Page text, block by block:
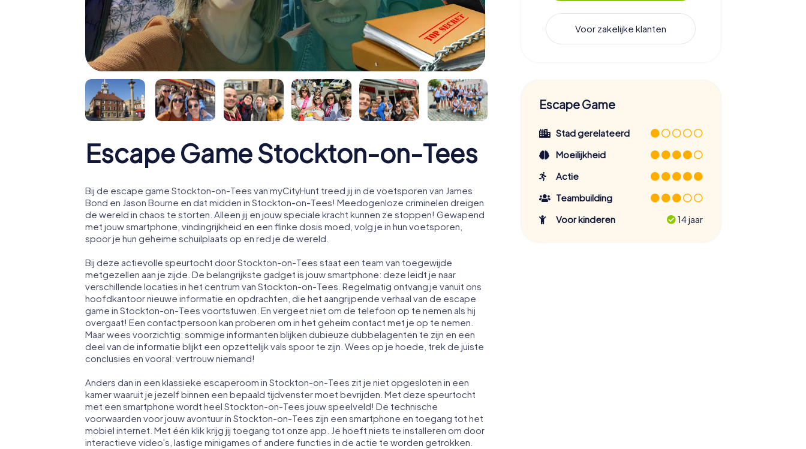
Escape Game Stockton-on-Tees
Bij de escape game Stockton-on-Tees van myCityHunt treed jij in de voetsporen van James
Bond en Jason Bourne en dat midden in Stockton-on-Tees! Meedogenloze criminelen dreigen
de wereld in chaos te storten. Alleen jij en jouw speciale kracht kunnen ze stoppen! Gewapend
met jouw smartphone, vindingrijkheid en een flinke dosis moed, volg je in hun voetsporen,
spoor je hun geheime schuilplaats op en red je de wereld.
Bij deze actievolle speurtocht door Stockton-on-Tees staat een team van toegewijde
metgezellen aan je zijde. De belangrijkste gadget is jouw smartphone: deze leidt je naar
verschillende locaties in het centrum van Stockton-on-Tees. Regelmatig ontvang je vanuit ons
hoofdkantoor nieuwe informatie en opdrachten, die het aangrijpende verhaal van de escape
game in Stockton-on-Tees voortstuwen. En vergeet niet om de telefoon op te nemen als hij
overgaat! Een contactpersoon kan proberen om in het geheim contact met je op te nemen.
Maar wees voorzichtig: sommige informanten blijken dubieuze dubbelagenten te zijn en een
deel van de informatie blijkt een opzettelijk vals spoor te zijn. Wees op je hoede, trek de juiste
conclusies en vooral: vertrouw niemand!
Anders dan in een klassieke escaperoom in Stockton-on-Tees zit je niet opgesloten in een
kamer waaruit je jezelf binnen een bepaald tijdvenster moet bevrijden. Met deze speurtocht
met een smartphone wordt heel Stockton-on-Tees jouw speelveld! De technische
voorwaarden voor jouw avontuur in Stockton-on-Tees zijn een smartphone en toegang tot het
mobiel internet. Met één klik krijg jij toegang tot onze app. Je hoeft niets te installeren om door
interactieve video's, lastige minigames of andere functies in de actie te worden getrokken.
Voor zakelijke klanten
Escape Game
Stad gerelateerd
Moeilijkheid
Actie
Teambuilding
Voor kinderen
14 jaar